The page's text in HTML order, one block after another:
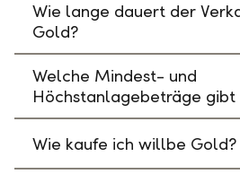
Wie lange dauert der
Gold?
Welche Mindest- und
Höchstanlagebeträge gibt
Wie kaufe ich willbe Gold?